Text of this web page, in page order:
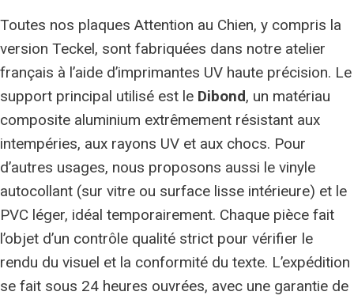
Toutes nos plaques Attention au Chien, y compris la
version Teckel, sont fabriquées dans notre atelier
français à l’aide d’imprimantes UV haute précision. Le
support principal utilisé est le Dibond, un matériau
composite aluminium extrêmement résistant aux
intempéries, aux rayons UV et aux chocs. Pour
d’autres usages, nous proposons aussi le vinyle
autocollant (sur vitre ou surface lisse intérieure) et le
PVC léger, idéal temporairement. Chaque pièce fait
l’objet d’un contrôle qualité strict pour vérifier le
rendu du visuel et la conformité du texte. L’expédition
se fait sous 24 heures ouvrées, avec une garantie de